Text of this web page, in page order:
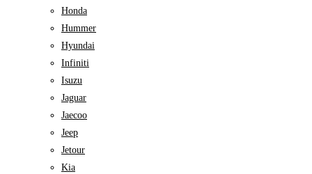
Honda
Hummer
Hyundai
Infiniti
Isuzu
Jaguar
Jaecoo
Jeep
Jetour
Kia